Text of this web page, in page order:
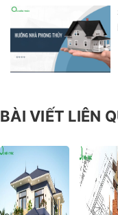
BÀI VIẾT LIÊN